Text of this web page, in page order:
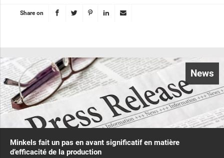
Share on
News
Minkels fait un pas en avant significatif en matière
d’efficacité de la production